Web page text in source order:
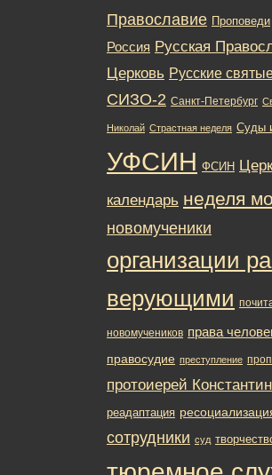
Православие Проповеди
Россия Русская
Церковь Русские
СИЗО-2 Санкт-Петербург
Николай Страстная неделя Суды
УФСИН ФСИН
календарь неделя
новомученики
организации
верующими
новомучеников права
правосудие преступление
протоиерей
реадаптация
сотрудники суд